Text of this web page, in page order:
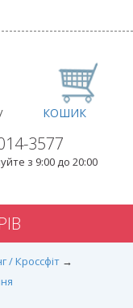
3577
з 9:00 до 20:00
КОШИК
/ Кроссфіт